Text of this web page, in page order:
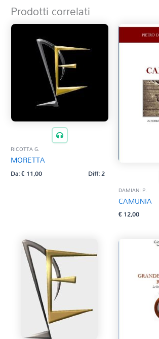
Prodotti correlati
RICOTTA G.
MORETTA
Da:€11,00 Diff: 2
DAMIANI P.
CAMUNIA
€12,00